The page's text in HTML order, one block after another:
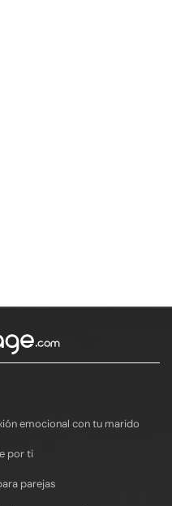
emocional con tu marido
por ti
parejas